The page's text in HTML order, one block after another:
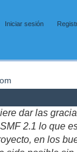
Iniciar sesión
dar las
2.1 lo que
en los